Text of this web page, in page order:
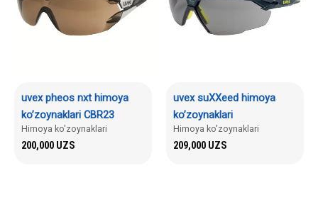
uvex pheos nxt himoya
ko’zoynaklari CBR23
Himoya ko'zoynaklari
200,000 UZS
uvex suXXeed himoya
ko’zoynaklari
Himoya ko'zoynaklari
209,000 UZS